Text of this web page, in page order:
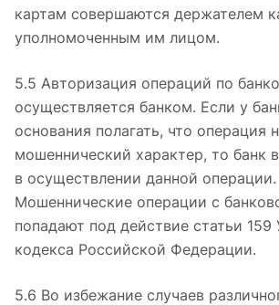
картам совершаются держателем
уполномоченным им лицом.
5.5 Авторизация операций по
осуществляется банком. Если у
основания полагать, что операция
мошеннический характер, то банк
в осуществлении данной операции.
Мошеннические операции с
попадают под действие статьи 159
кодекса Российской Федерации.
5.6 Во избежание случаев